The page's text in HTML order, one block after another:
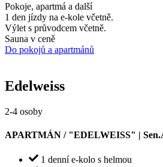
Pokoje, apartmá a další
1 den jízdy na e-kole včetně.
Výlet s průvodcem včetně.
Sauna v ceně
Do pokojů a apartmánů
Edelweiss
2-4 osoby
APARTMÁN / "EDELWEISS" |
1 denní e-kolo s helmou